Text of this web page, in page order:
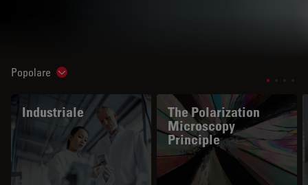
Popolare Show subnavigation
Industriale
The Polarization
Microscopy
Principle